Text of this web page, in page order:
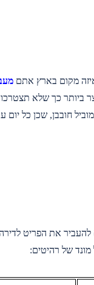
מקום בארץ אתם
ביותר כך שלא
חובבן, שכן כל יום
את הפריט
של רהיטים: